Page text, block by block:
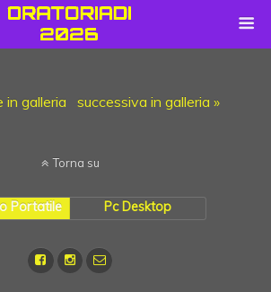
in galleria successiva in galleria »
Torna su
Portatile Pc Desktop